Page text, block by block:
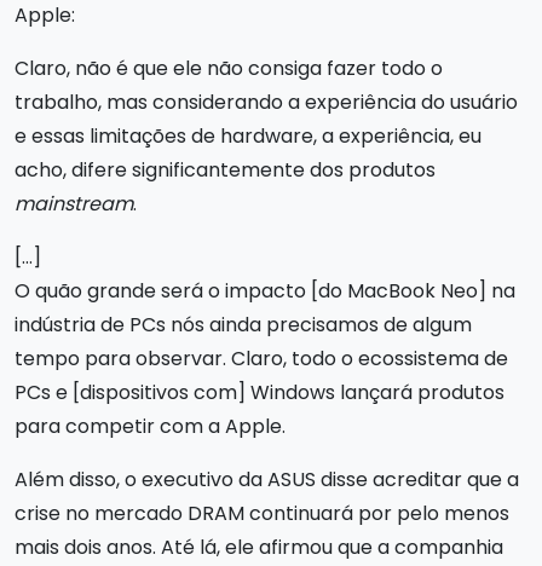
Apple:
Claro, não é que ele não consiga fazer todo o
trabalho, mas considerando a experiência do usuário
e essas limitações de hardware, a experiência, eu
acho, difere significantemente dos produtos
mainstream.
[…]
O quão grande será o impacto [do MacBook Neo] na
indústria de PCs nós ainda precisamos de algum
tempo para observar. Claro, todo o ecossistema de
PCs e [dispositivos com] Windows lançará produtos
para competir com a Apple.
Além disso, o executivo da ASUS disse acreditar que a
crise no mercado DRAM continuará por pelo menos
mais dois anos. Até lá, ele afirmou que a companhia